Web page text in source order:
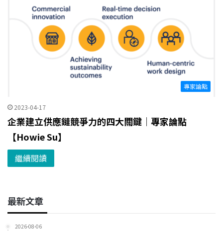
專家論點
2023-04-17
企業建立供應鏈競爭力的四大關鍵｜專家論點
【Howie Su】
繼續閱讀
最新文章
2026-08-06